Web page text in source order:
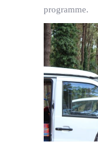
programme.